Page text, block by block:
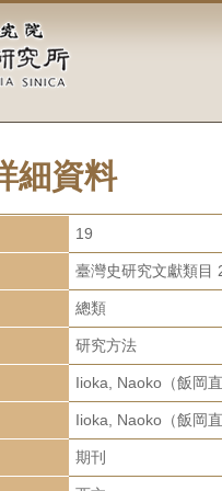
細資料
19
臺灣史研究文獻類目
總類
研究方法
Iioka, Naoko（飯岡直
Iioka, Naoko（飯岡直
期刊